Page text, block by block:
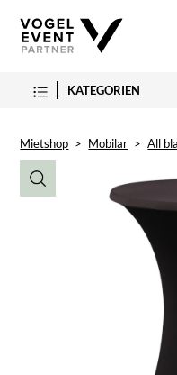
KATEGORIEN
Mietshop > Mobilar > All